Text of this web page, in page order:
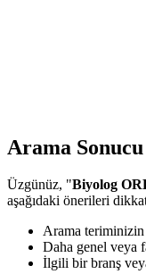
Arama
Üzgünüz, "Biyolog
aşağıdaki önerileri
Arama teriminizin
Daha genel veya
İlgili bir branş